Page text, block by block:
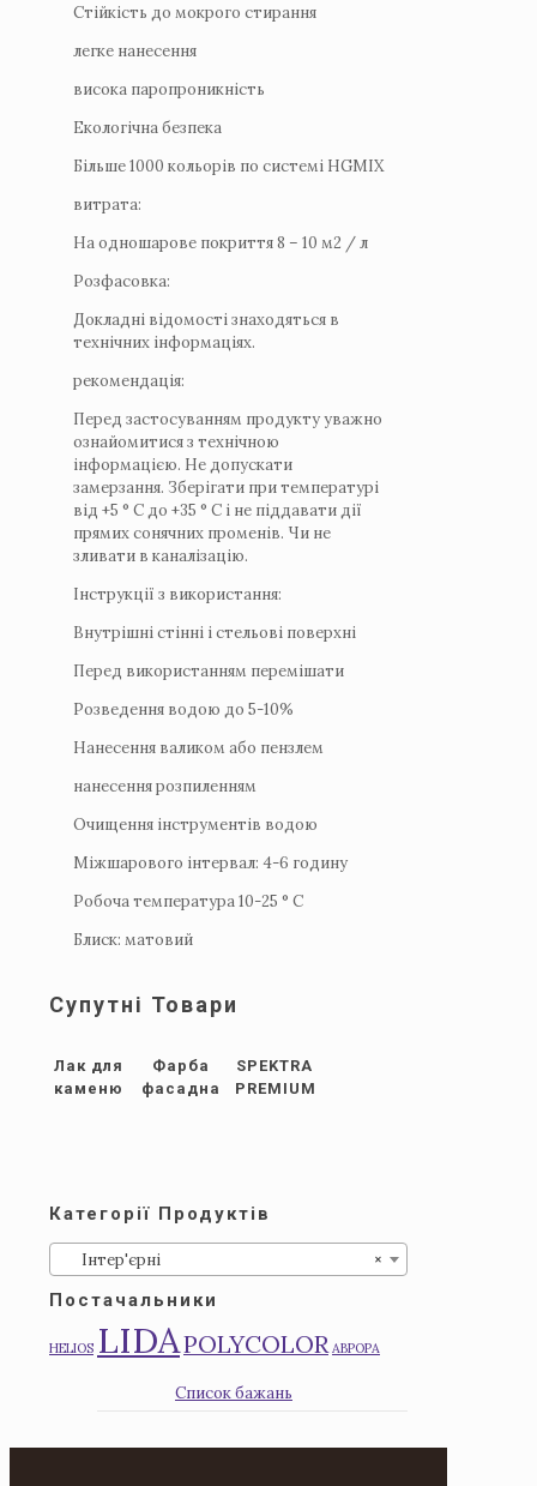
Стійкість до мокрого стирання
легке нанесення
висока паропроникність
Екологічна безпека
Більше 1000 кольорів по системі HGMIX
витрата:
На одношарове покриття 8 – 10 м2 / л
Розфасовка:
Докладні відомості знаходяться в
технічних інформаціях.
рекомендація:
Перед застосуванням продукту уважно
ознайомитися з технічною
інформацією. Не допускати
замерзання. Зберігати при температурі
від +5 ° C до +35 ° C і не піддавати дії
прямих сонячних променів. Чи не
зливати в каналізацію.
Інструкції з використання:
Внутрішні стінні і стельові поверхні
Перед використанням перемішати
Розведення водою до 5-10%
Нанесення валиком або пензлем
нанесення розпиленням
Очищення інструментів водою
Міжшарового інтервал: 4-6 годину
Робоча температура 10-25 ° C
Блиск: матовий
Супутні Товари
Лак для
каменю
Фарба
фасадна
SPEKTRA
PREMIUM
Категорії Продуктів
×
Iнтер'єрні
Постачальники
HELIOS LIDAPOLYCOLOR АВРОРА
Список бажань